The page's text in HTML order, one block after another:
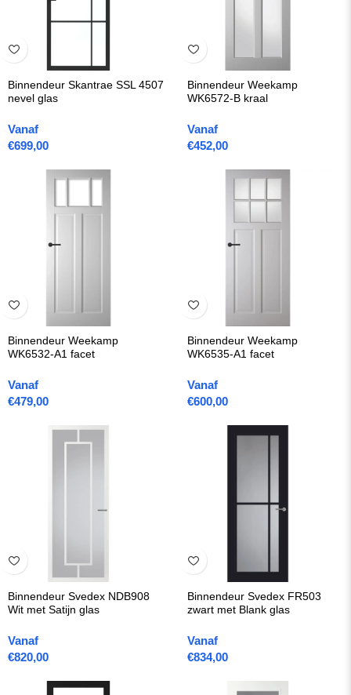
Binnendeur Skantrae SSL 4507
nevel glas
Vanaf
€699,00
Binnendeur Weekamp
WK6572-B kraal
Vanaf
€452,00
Binnendeur Weekamp
WK6532-A1 facet
Vanaf
€479,00
Binnendeur Weekamp
WK6535-A1 facet
Vanaf
€600,00
Binnendeur Svedex NDB908
Wit met Satijn glas
Vanaf
€820,00
Binnendeur Svedex FR503
zwart met Blank glas
Vanaf
€834,00